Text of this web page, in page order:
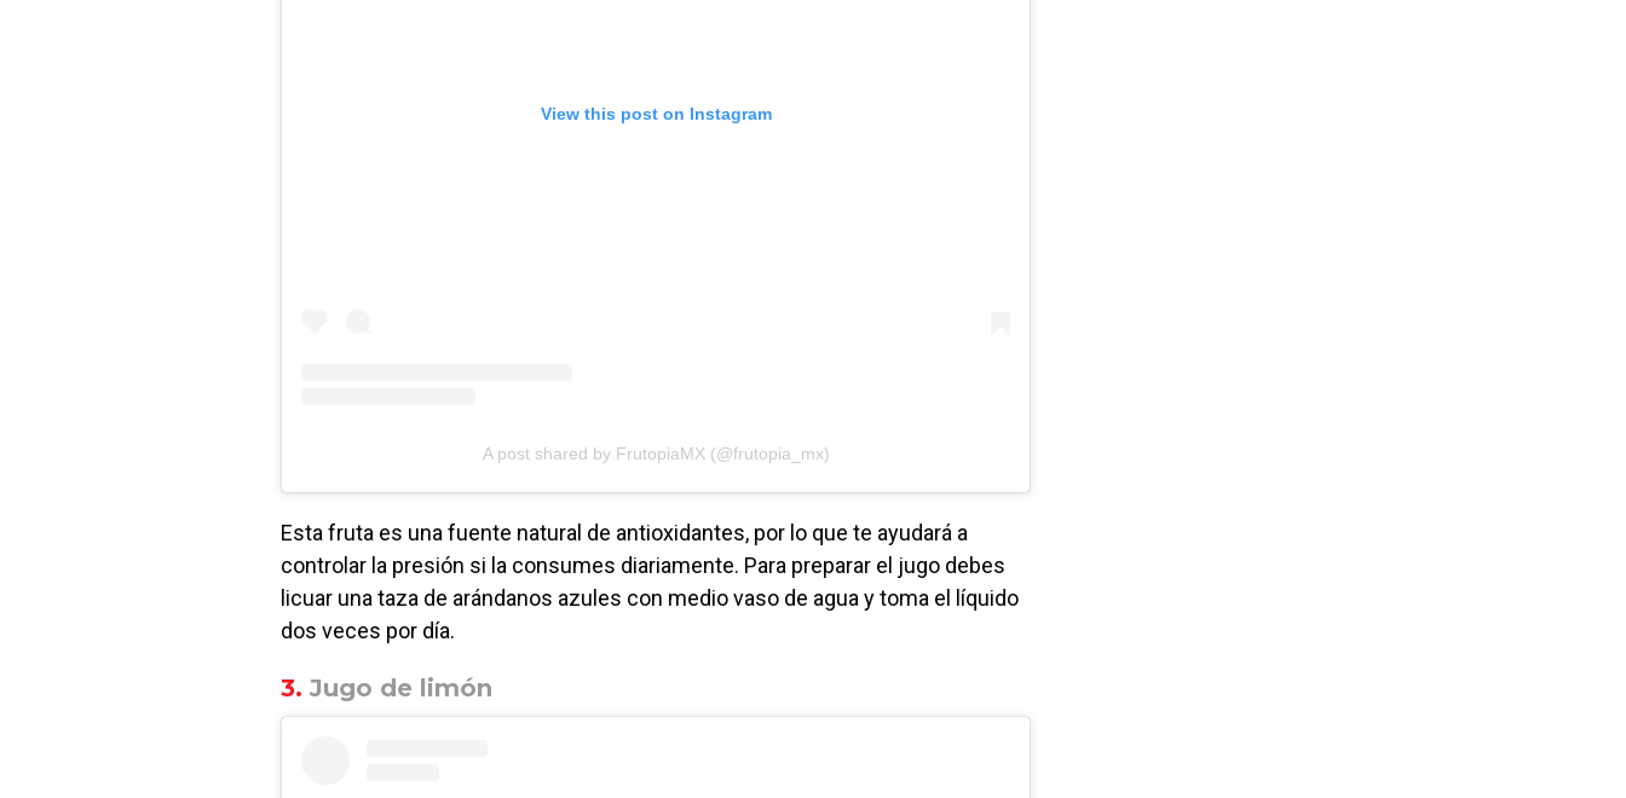
View this post on Instagram
A post shared by FrutopiaMX (@frutopia_mx)
Esta fruta es una fuente natural de antioxidantes, por lo que te ayudará a
controlar la presión si la consumes diariamente. Para preparar el jugo debes
licuar una taza de arándanos azules con medio vaso de agua y toma el líquido
dos veces por día.
3. Jugo de limón